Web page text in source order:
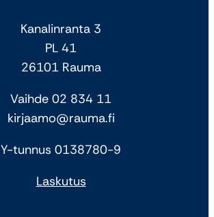
Kanalinranta 3
PL 41
26101 Rauma
Vaihde 02 834 11
kirjaamo@rauma.fi
Y-tunnus 0138780-9
Laskutus